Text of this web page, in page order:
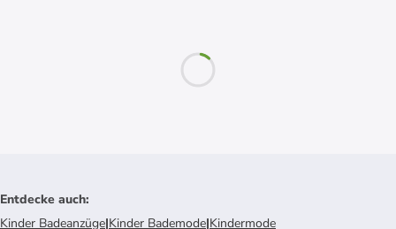
Entdecke auch:
Kinder Badeanzüge|Kinder Bademode|Kindermode